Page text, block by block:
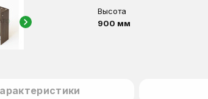
chevron_right
Высота
900 мм